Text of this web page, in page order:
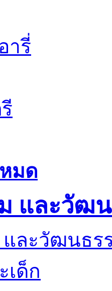
ารี่
มด
และวัฒ
เด็ก